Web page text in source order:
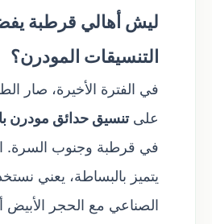
ليش أهالي قرطبة
التنسيقات المودرن؟
في الفترة الأخيرة، صار
علىتنسيق حدائق مودرن
في قرطبة وجنوب السرة.
يتميز بالبساطة، يعني
الصناعي مع الحجر الأبيض